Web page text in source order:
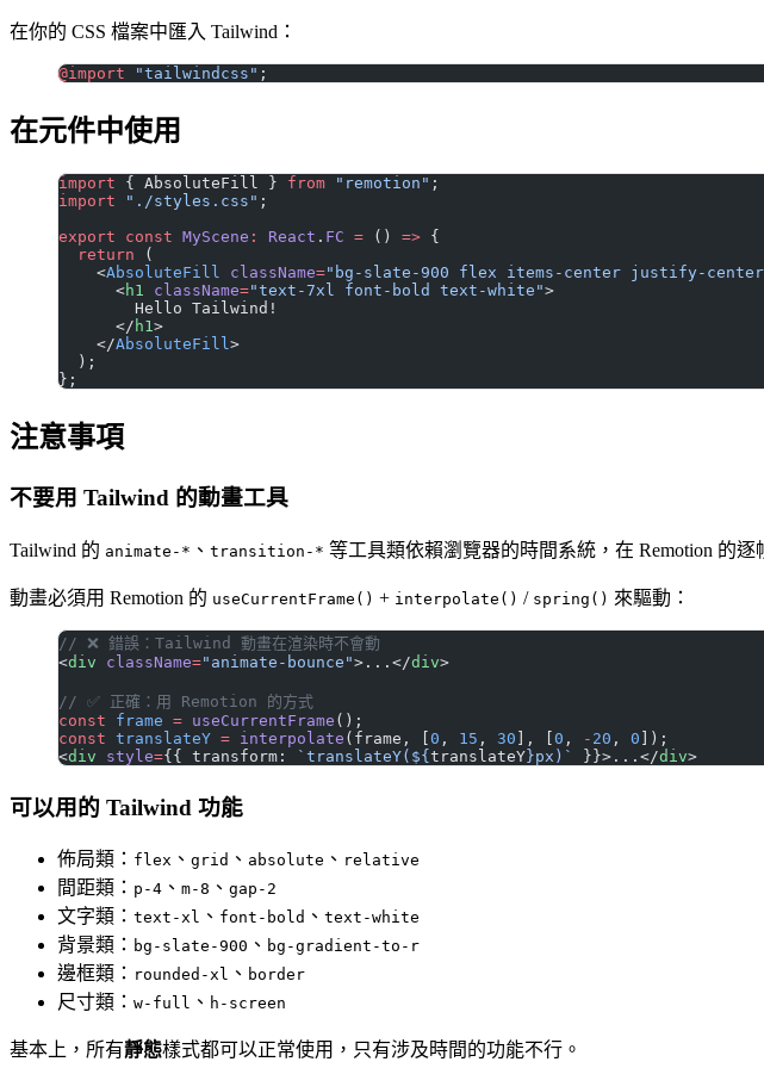
在你的 CSS 檔案中匯入 Tailwind：
@import "tailwindcss" ;
在元件中使用
import { AbsoluteFill } from "remotion" ;
import "./styles.css" ;
export const MyScene : React . FC = () => {
  return
(
    <
AbsoluteFill className="bg-slate-900 flex items-center justify-
      <
h1 className="text-7xl font-bold text-white">
        Hello Tailwind!
      </
h1>
    </
AbsoluteFill>
  );
};
注意事項
不要用 Tailwind 的動畫工具
Tailwind 的 animate-* 、 transition-* 等工具類依賴瀏覽器的時間系統，在 Remotion 的逐
動畫必須用 Remotion 的 useCurrentFrame() + interpolate() / spring() 來驅動：
// ❌ 錯誤：Tailwind 動畫在渲染時不會動
<div className="animate-bounce">...</div>
// ✅ 正確：用 Remotion 的方式
const frame = useCurrentFrame ();
const translateY = interpolate (frame, [ 0 , 15 , 30 ], [ 0 , - 20 , 0 ]);
<div style={{ transform: `translateY(${ translateY }px)` }}>...</div>
可以用的 Tailwind 功能
佈局類： flex 、 grid 、 absolute 、 relative
間距類： p-4 、 m-8 、 gap-2
文字類： text-xl 、 font-bold 、 text-white
背景類： bg-slate-900 、 bg-gradient-to-r
邊框類： rounded-xl 、 border
尺寸類： w-full 、 h-screen
基本上，所有靜態樣式都可以正常使用，只有涉及時間的功能不行。